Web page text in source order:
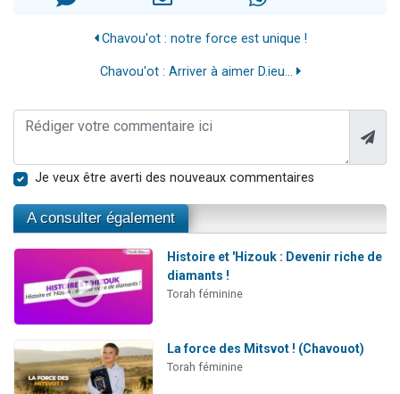
Chavou'ot : notre force est unique !
Chavou'ot : Arriver à aimer D.ieu...
Je veux être averti des nouveaux commentaires
A consulter également
Histoire et 'Hizouk : Devenir riche de
diamants !
Torah féminine
La force des Mitsvot ! (Chavouot)
Torah féminine